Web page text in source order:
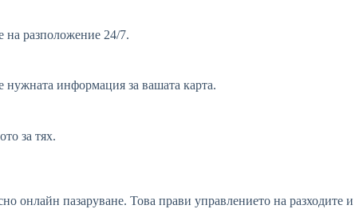
на разположение 24/7.
нужната информация за вашата карта.
за тях.
онлайн пазаруване. Това прави управлението на разходите и